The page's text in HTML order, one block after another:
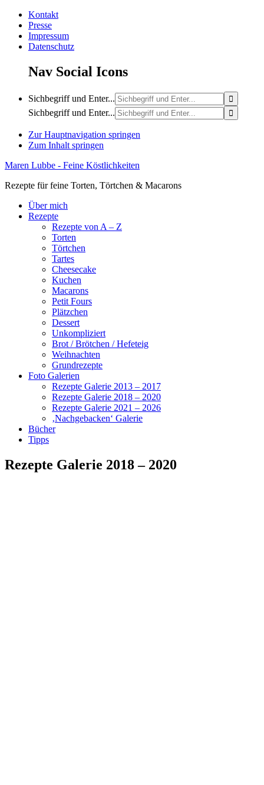
Kontakt
Presse
Impressum
Datenschutz
Nav Social Icons
Sichbegriff und Enter...
Sichbegriff und Enter...
Zur Hauptnavigation springen
Zum Inhalt springen
Maren Lubbe - Feine Köstlichkeiten
Rezepte für feine Torten, Törtchen & Macarons
Über mich
Rezepte
Rezepte von A – Z
Torten
Törtchen
Tartes
Cheesecake
Kuchen
Macarons
Petit Fours
Plätzchen
Dessert
Unkompliziert
Brot / Brötchen / Hefeteig
Weihnachten
Grundrezepte
Foto Galerien
Rezepte Galerie 2013 – 2017
Rezepte Galerie 2018 – 2020
Rezepte Galerie 2021 – 2026
‚Nachgebacken‘ Galerie
Bücher
Tipps
Rezepte Galerie 2018 – 2020